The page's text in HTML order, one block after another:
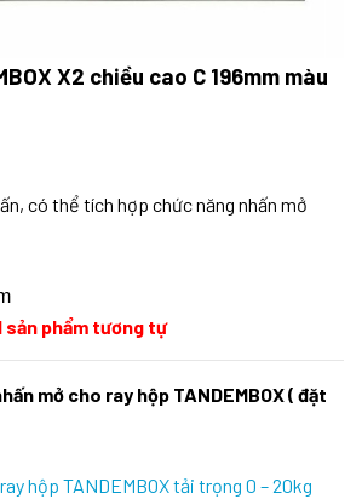
X2 chiều cao C 196mm màu
có thể tích hợp chức năng nhấn mở
sản phẩm tương tự
mở cho ray hộp TANDEMBOX ( đặt
hộp TANDEMBOX tải trọng 0 – 20kg